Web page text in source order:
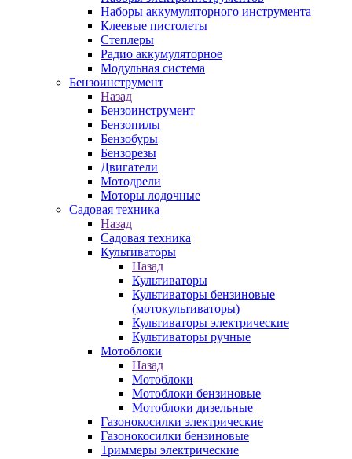
Наборы аккумуляторного инструмента
Клеевые пистолеты
Степлеры
Радио аккумуляторное
Модульная система
Бензоинструмент
Назад
Бензоинструмент
Бензопилы
Бензобуры
Бензорезы
Двигатели
Мотодрели
Моторы лодочные
Садовая техника
Назад
Садовая техника
Культиваторы
Назад
Культиваторы
Культиваторы бензиновые
(мотокультиваторы)
Культиваторы электрические
Культиваторы ручные
Мотоблоки
Назад
Мотоблоки
Мотоблоки бензиновые
Мотоблоки дизельные
Газонокосилки электрические
Газонокосилки бензиновые
Триммеры электрические